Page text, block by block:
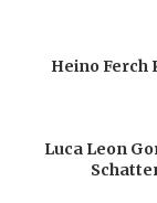
Heino Ferch
Luca Leon